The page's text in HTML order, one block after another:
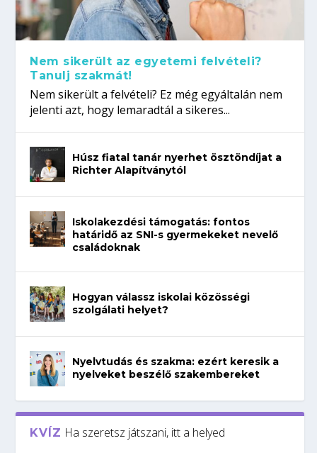
Nem sikerült az egyetemi felvételi?
Tanulj szakmát!
Nem sikerült a felvételi? Ez még egyáltalán nem
jelenti azt, hogy lemaradtál a sikeres...
Húsz fiatal tanár nyerhet ösztöndíjat a
Richter Alapítványtól
Iskolakezdési támogatás: fontos
határidő az SNI-s gyermekeket nevelő
családoknak
Hogyan válassz iskolai közösségi
szolgálati helyet?
Nyelvtudás és szakma: ezért keresik a
nyelveket beszélő szakembereket
KVÍZ Ha szeretsz játszani, itt a helyed